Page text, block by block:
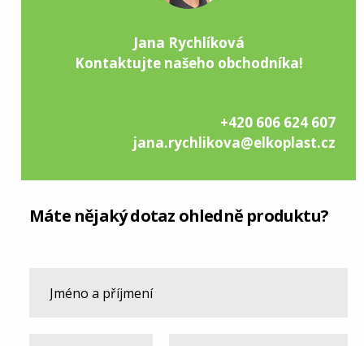
Jana Rychlíková
Kontaktujte našeho obchodníka!
+420 606 624 607
jana.rychlikova@elkoplast.cz
Máte nějaký dotaz ohledně produktu?